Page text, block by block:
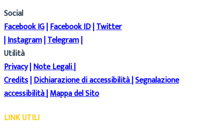
Social
Facebook IG|Facebook ID|Twitter
|Instagram|Telegram|
Utilità
Privacy|Note Legali|
Credits|Dichiarazione di accessibilità|Segnalazione
accessibilità|Mappa del Sito
LINK UTILI